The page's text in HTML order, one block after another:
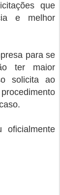
que
e melhor
para se
ter maior
solicita ao
oficialmente